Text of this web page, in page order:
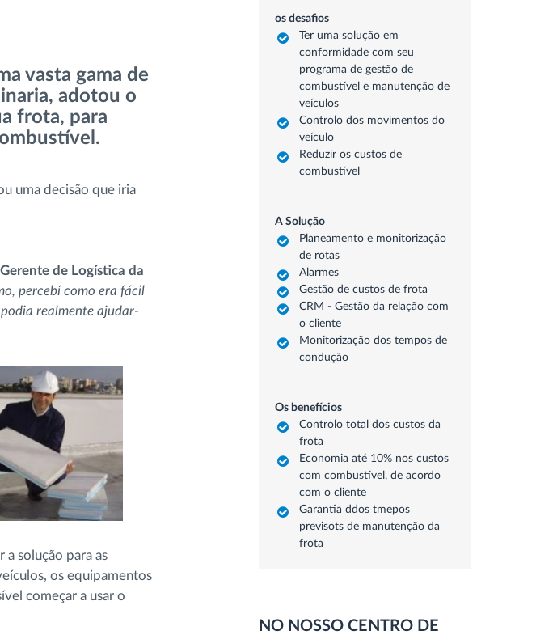
vasta gama de
adotou o
frota, para
uma decisão que iria
de Logística da
percebí como era fácil
realmente ajudar-
solução para as
os equipamentos
começar a usar o
os desafios
Ter uma solução em
conformidade com seu
programa de gestão de
combustível e manutenção de
veículos
Controlo dos movimentos do
veículo
Reduzir os custos de
combustível
A Solução
Planeamento e monitorização
de rotas
Alarmes
Gestão de custos de frota
CRM - Gestão da relação com
o cliente
Monitorização dos tempos de
condução
Os benefícios
Controlo total dos custos da
frota
Economia até 10% nos custos
com combustível, de acordo
com o cliente
Garantia ddos tmepos
previsots de manutenção da
frota
NO NOSSO CENTRO DE